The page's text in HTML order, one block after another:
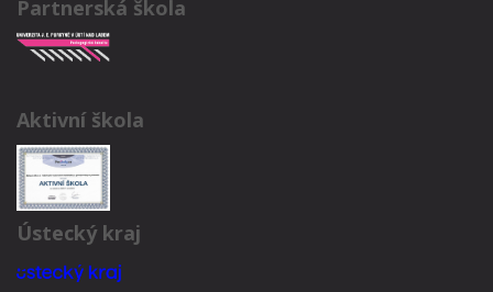
Partnerská škola
Aktivní škola
Ústecký kraj